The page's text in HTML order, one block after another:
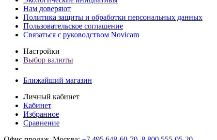
Нам доверяют
Политика защиты и обработки персональных данных
Пользовательское соглашение
Связаться с руководством Novicam
Настройки
Выбор валюты
Ближайший магазин
Личный кабинет
Кабинет
Избранное
Сравнение